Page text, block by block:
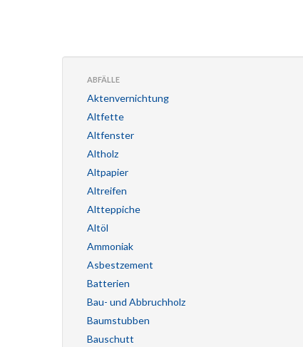
ABFÄLLE
Aktenvernichtung
Altfette
Altfenster
Altholz
Altpapier
Altreifen
Altteppiche
Altöl
Ammoniak
Asbestzement
Batterien
Bau- und Abbruchholz
Baumstubben
Bauschutt